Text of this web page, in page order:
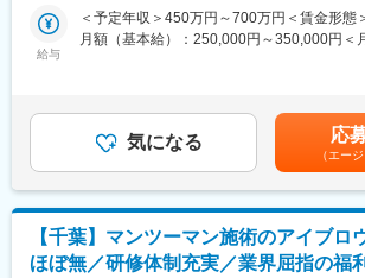
・スピルリナ
・アスタキサンチン
【主な食品】龍角散ののどすっきり飴シリ
ねシリーズ
場監査の実施）
※月1回程度、1泊2日ほどの出張が発生しま
・取扱う商品の製造管理書類の確認
・生産性及び品質、衛生の向上・設備改善、
い
給与
＜予定年収＞450万円～700万円＜賃金形態
月額（基本給）：250,000円～350,000円＜
があります。月給(月額)は固定手当を含めた
気になる 応
（エー
【千葉】マンツーマン施術のアイブ
ほぼ無／研修体制充実／業界屈指の福